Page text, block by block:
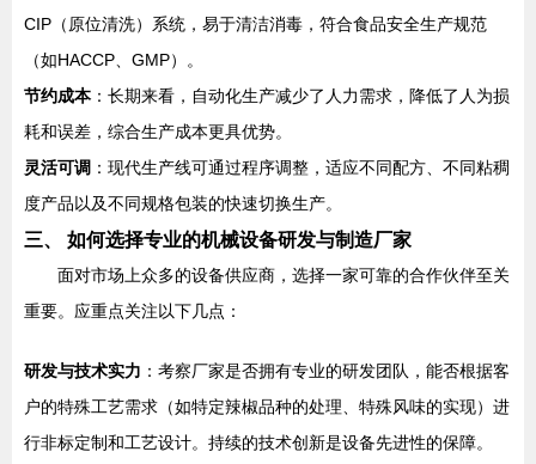
CIP（原位清洗）系统，易于清洁消毒，符合食品安全生产规范
（如HACCP、GMP）。
节约成本：长期来看，自动化生产减少了人力需求，降低了人为损
耗和误差，综合生产成本更具优势。
灵活可调 ：现代生产线可通过程序调整，适应不同配方、不同粘稠
度产品以及不同规格包装的快速切换生产。
三、 如何选择专业的机械设备研发与制造厂家
面对市场上众多的设备供应商，选择一家可靠的合作伙伴至关
重要。应重点关注以下几点：
研发与技术实力 ：考察厂家是否拥有专业的研发团队，能否根据客
户的特殊工艺需求（如特定辣椒品种的处理、特殊风味的实现）进
行非标定制和工艺设计。持续的技术创新是设备先进性的保障。